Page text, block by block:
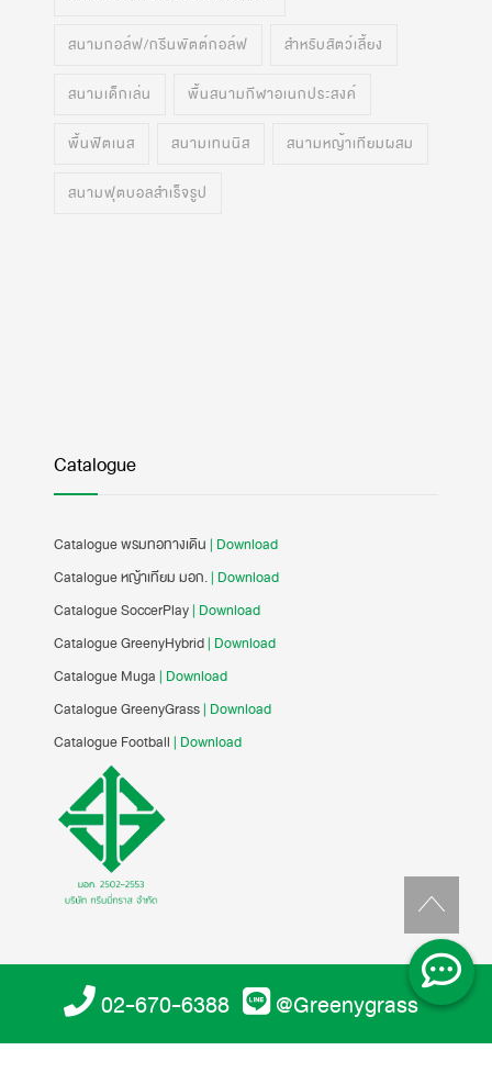
02-670-6388 @Greenygrass
สนามกอล์ฟ/กรีนพัตต์กอล์ฟ สำหรับสัตว์เลี้ยง
สนามเด็กเล่น พื้นสนามกีฬาอเนกประสงค์
พื้นฟิตเนส สนามเทนนิส สนามหญ้าเทียมผสม
สนามฟุตบอลสำเร็จรูป
Catalogue
Catalogue พรมทอทางเดิน | Download
Catalogue หญ้าเทียม มอก.| Download
Catalogue SoccerPlay| Download
Catalogue GreenyHybrid| Download
Catalogue Muga | Download
Catalogue GreenyGrass| Download
Catalogue Football | Download